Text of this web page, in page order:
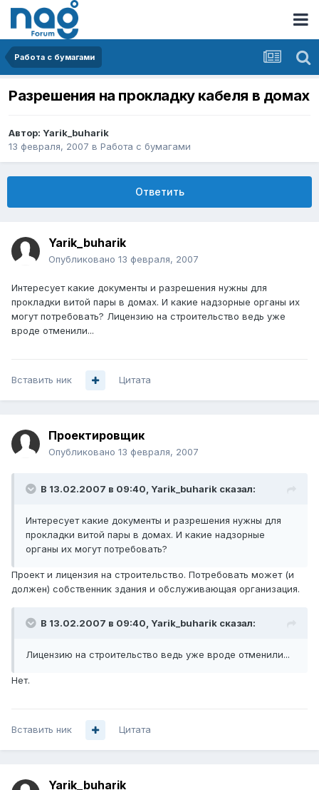
Работа с бумагами
Разрешения на прокладку кабеля в домах
Автор: Yarik_buharik
13 февраля, 2007 в Работа с бумагами
Ответить
Yarik_buharik
Опубликовано 13 февраля, 2007
Интересует какие документы и разрешения нужны для
прокладки витой пары в домах. И какие надзорные органы их
могут потребовать? Лицензию на строительство ведь уже
вроде отменили...
Вставить ник Цитата
Проектировщик
Опубликовано 13 февраля, 2007
В 13.02.2007 в 09:40, Yarik_buharik сказал:
Интересует какие документы и разрешения нужны для
прокладки витой пары в домах. И какие надзорные
органы их могут потребовать?
Проект и лицензия на строительство. Потребовать может (и
должен) собственник здания и обслуживающая организация.
В 13.02.2007 в 09:40, Yarik_buharik сказал:
Лицензию на строительство ведь уже вроде отменили...
Нет.
Вставить ник Цитата
Yarik_buharik